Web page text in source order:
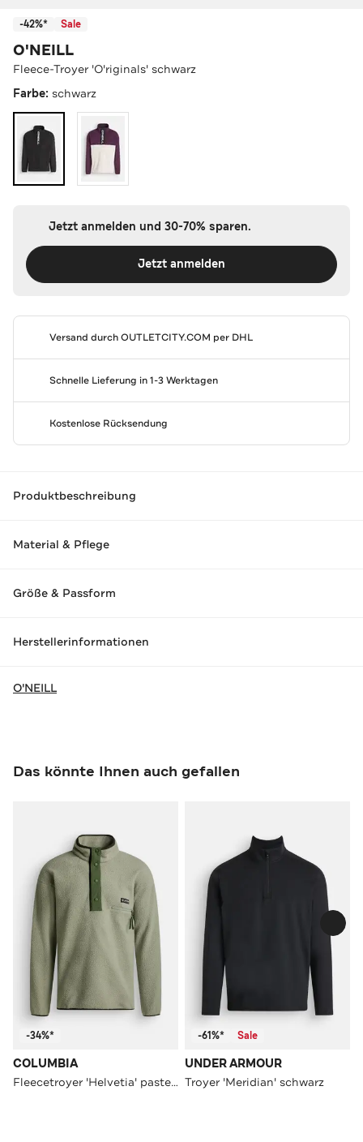
-42%* Sale
O'NEILL
Fleece-Troyer 'O'riginals' schwarz
Farbe: schwarz
Jetzt anmelden und 30-70% sparen.
Jetzt anmelden
Versand durchOUTLETCITY.COM per DHL
Schnelle Lieferung in 1-3 Werktagen
Kostenlose Rücksendung
Produktbeschreibung
Material & Pflege
Größe & Passform
Herstellerinformationen
O'NEILL
Das könnte Ihnen auch gefallen
-34%*
COLUMBIA
Fleecetroyer 'Helvetia' pastellgrün
-61%* Sale
UNDER ARMOUR
Troyer 'Meridian' schwarz